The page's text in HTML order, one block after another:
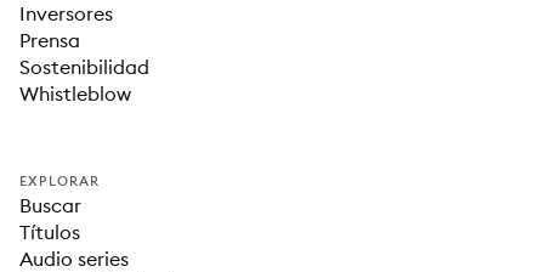
Inversores
Prensa
Sostenibilidad
Whistleblow
EXPLORAR
Buscar
Títulos
Audio series